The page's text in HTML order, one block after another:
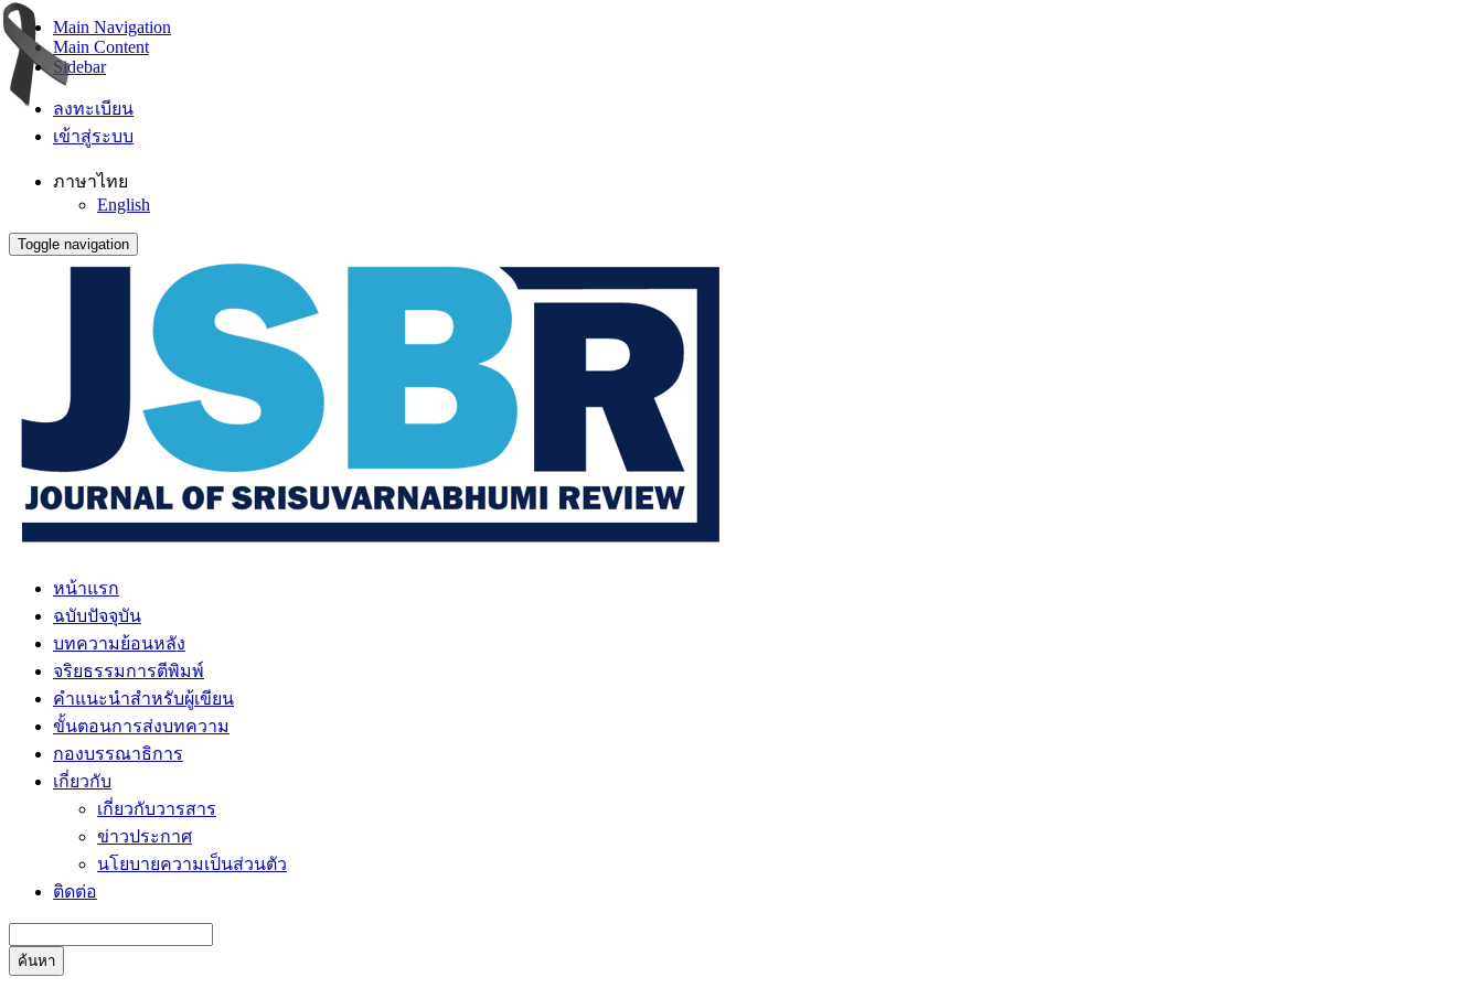
Main Navigation
Main Content
Sidebar
ลงทะเบียน
เข้าสู่ระบบ
ภาษาไทย
English
Toggle navigation
หน้าแรก
ฉบับปัจจุบัน
บทความย้อนหลัง
จริยธรรมการตีพิมพ์
คำแนะนำสำหรับผู้เขียน
ขั้นตอนการส่งบทความ
กองบรรณาธิการ
เกี่ยวกับ
เกี่ยวกับวารสาร
ข่าวประกาศ
นโยบายความเป็นส่วนตัว
ติดต่อ
ค้นหา